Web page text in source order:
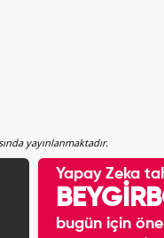
yayınlanmaktadır.
Yapay Zeka
bugün için